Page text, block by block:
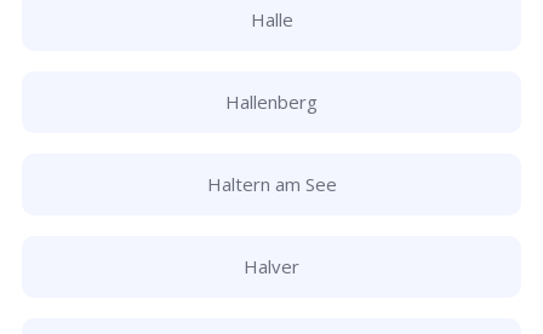
Halle
Hallenberg
Haltern am See
Halver